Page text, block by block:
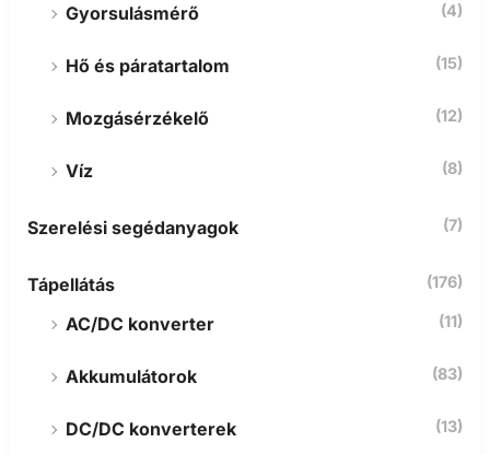
Gyorsulásmérő (4)
Hő és páratartalom (15)
Mozgásérzékelő (12)
Víz (8)
Szerelési segédanyagok (7)
Tápellátás (176)
AC/DC konverter (11)
Akkumulátorok (83)
DC/DC konverterek (13)